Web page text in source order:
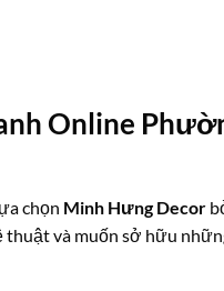
Online
chọn Minh Hưng Decor
thuật và muốn sở hữu